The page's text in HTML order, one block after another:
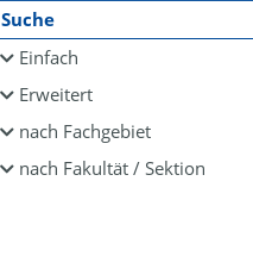
Suche
Einfach
Erweitert
nach Fachgebiet
nach Fakultät / Sektion